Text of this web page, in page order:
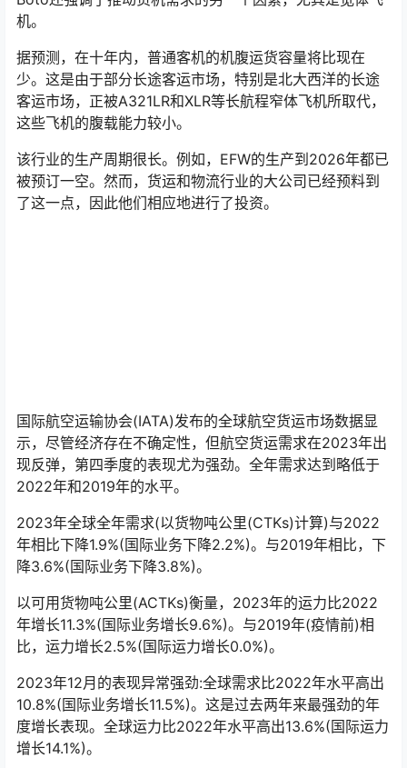
机。
据预测，在十年内，普通客机的机腹运货容量将比现在
少。这是由于部分长途客运市场，特别是北大西洋的长途
客运市场，正被A321LR和XLR等长航程窄体飞机所取代，
这些飞机的腹载能力较小。
该行业的生产周期很长。例如，EFW的生产到2026年都已
被预订一空。然而，货运和物流行业的大公司已经预料到
了这一点，因此他们相应地进行了投资。
国际航空运输协会(IATA)发布的全球航空货运市场数据显
示，尽管经济存在不确定性，但航空货运需求在2023年出
2022年和2019年的水平。
2023年全球全年需求(以货物吨公里(CTKs)计算)与2022
降3.6%(国际业务下降3.8%)。
以可用货物吨公里(ACTKs)衡量，2023年的运力比2022
比，运力增长2.5%(国际运力增长0.0%)。
2023年12月的表现异常强劲:全球需求比2022年水平高出
10.8%(国际业务增长11.5%)。这是过去两年来最强劲的年